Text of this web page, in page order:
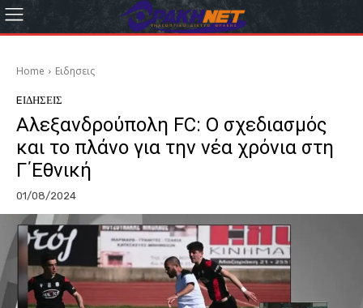
Home Eιδησεις
EΙΔΗΣΕΙΣ
Αλεξανδρούπολη FC: Ο σχεδιασμός
και το πλάνο για την νέα χρόνια στη
Γ΄Εθνική
01/08/2024